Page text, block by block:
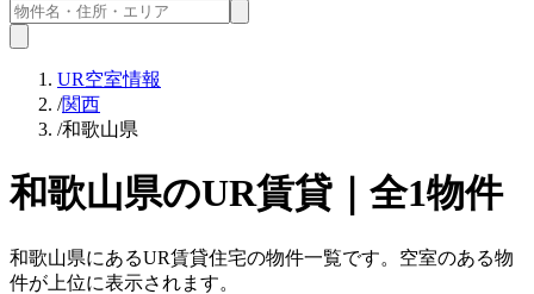
UR空室情報
/関西
/和歌山県
和歌山県のUR賃貸｜全1物件
和歌山県にあるUR賃貸住宅の物件一覧です。空室のある物
件が上位に表示されます。